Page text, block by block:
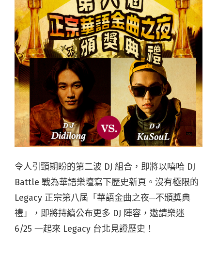
令人引頸期盼的第二波 DJ 組合，即將以嘻哈 DJ
Battle 戰為華語樂壇寫下歷史新頁。沒有極限的
Legacy 正宗第八屆「華語金曲之夜─不頒獎典
禮」，即將持續公布更多 DJ 陣容，邀請樂迷
6/25 一起來 Legacy 台北見證歷史！